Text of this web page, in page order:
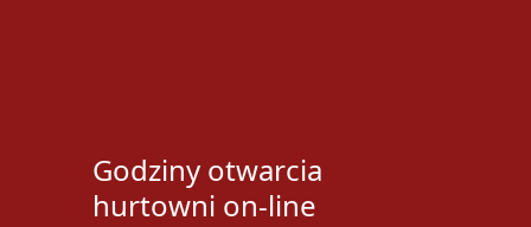
Godziny otwarcia
hurtowni on-line